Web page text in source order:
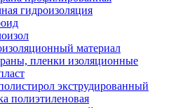
гидроизоляция
материал
пленки изоляционные
экструдированный
полиэтиленовая